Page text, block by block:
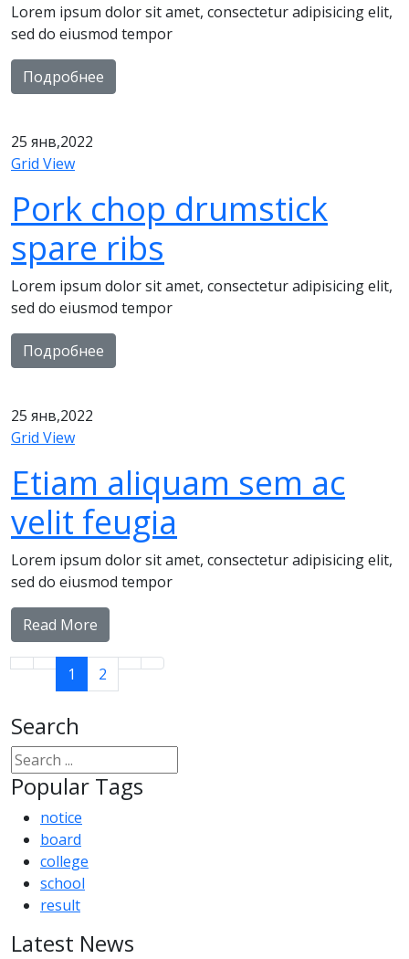
Lorem ipsum dolor sit amet, consectetur adipisicing elit,
sed do eiusmod tempor
Подробнее
25 янв,2022
Grid View
Pork chop drumstick
spare ribs
Lorem ipsum dolor sit amet, consectetur adipisicing elit,
sed do eiusmod tempor
Подробнее
25 янв,2022
Grid View
Etiam aliquam sem ac
velit feugia
Lorem ipsum dolor sit amet, consectetur adipisicing elit,
sed do eiusmod tempor
Read More
1 2
Search
Popular Tags
notice
board
college
school
result
Latest News